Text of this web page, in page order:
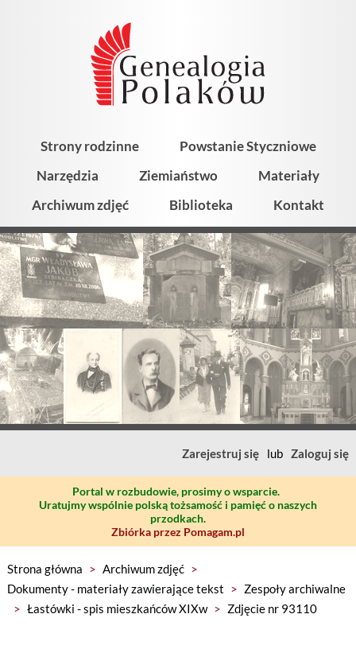
Strony rodzinne
Powstanie Styczniowe
Narzędzia
Ziemiaństwo
Materiały
Archiwum zdjęć
Biblioteka Kontakt
Zarejestruj się lub Zaloguj się
Portal w rozbudowie, prosimy o wsparcie.
Uratujmy wspólnie polską tożsamość i pamięć o naszych
przodkach.
Zbiórka przez Pomagam.pl
Strona główna > Archiwum zdjęć >
Dokumenty - materiały zawierające tekst > Zespoły archiwalne
> Łastówki - spis mieszkańców XIXw > Zdjęcie nr 93110